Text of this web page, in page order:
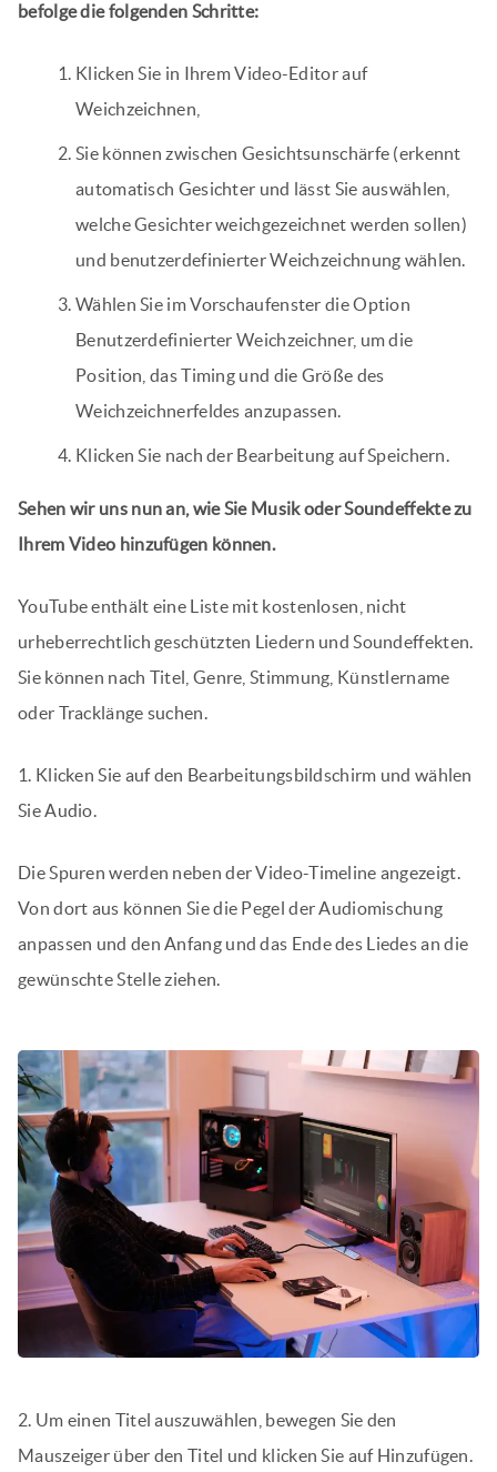
befolge die folgenden Schritte:
Klicken Sie in Ihrem Video-Editor auf
Weichzeichnen,
Sie können zwischen Gesichtsunschärfe (erkennt
automatisch Gesichter und lässt Sie auswählen,
welche Gesichter weichgezeichnet werden sollen)
und benutzerdefinierter Weichzeichnung wählen.
Wählen Sie im Vorschaufenster die Option
Benutzerdefinierter Weichzeichner, um die
Position, das Timing und die Größe des
Weichzeichnerfeldes anzupassen.
Klicken Sie nach der Bearbeitung auf Speichern.
Sehen wir uns nun an, wie Sie Musik oder Soundeffekte zu
Ihrem Video hinzufügen können.
YouTube enthält eine Liste mit kostenlosen, nicht
urheberrechtlich geschützten Liedern und Soundeffekten.
Sie können nach Titel, Genre, Stimmung, Künstlername
oder Tracklänge suchen.
1. Klicken Sie auf den Bearbeitungsbildschirm und wählen
Sie Audio.
Die Spuren werden neben der Video-Timeline angezeigt.
Von dort aus können Sie die Pegel der Audiomischung
anpassen und den Anfang und das Ende des Liedes an die
gewünschte Stelle ziehen.
2. Um einen Titel auszuwählen, bewegen Sie den
Mauszeiger über den Titel und klicken Sie auf Hinzufügen.